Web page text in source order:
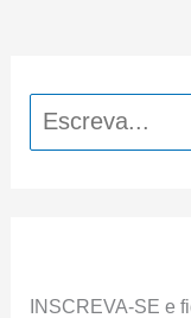
Pesquisar
INSCREVA-SE e